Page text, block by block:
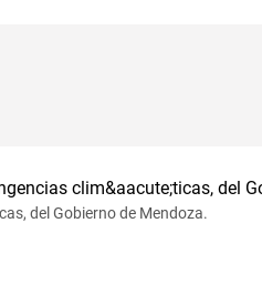
del Gobierno de Mendoza.